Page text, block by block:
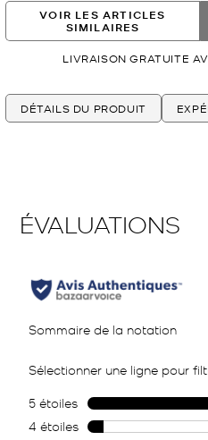
VOIR LES ARTICLES
SIMILAIRES
LIVRAISON GRATUITE
DÉTAILS DU PRODUIT